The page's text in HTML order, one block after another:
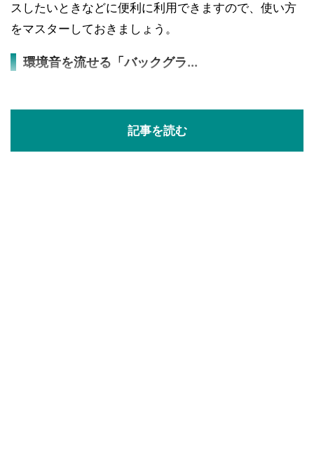
スしたいときなどに便利に利用できますので、使い方
をマスターしておきましょう。
環境音を流せる「バックグラ...
記事を読む